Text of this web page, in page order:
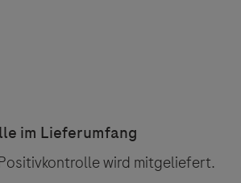
wird mitgeliefert.